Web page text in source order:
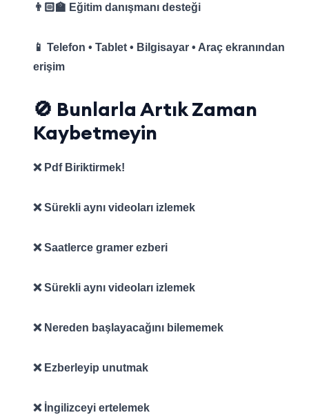
👨🏻‍🏫 Eğitim danışmanı desteği
📱 Telefon • Tablet • Bilgisayar • Araç ekranından
erişim
🚫 Bunlarla Artık Zaman
Kaybetmeyin
❌ Pdf Biriktirmek!
❌ Sürekli aynı videoları izlemek
❌ Saatlerce gramer ezberi
❌ Sürekli aynı videoları izlemek
❌ Nereden başlayacağını bilememek
❌ Ezberleyip unutmak
❌ İngilizceyi ertelemek